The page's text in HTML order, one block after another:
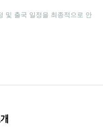
및 출국 일정을 최종적으로 안